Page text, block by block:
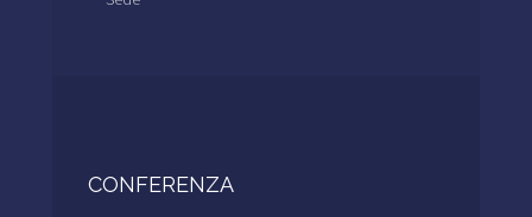
CONFERENZA